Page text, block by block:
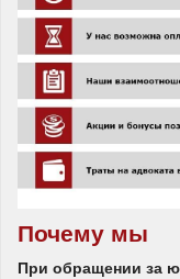
Почему мы
При обращении за